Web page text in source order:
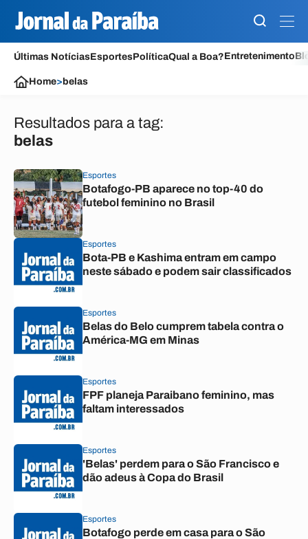
Últimas NotíciasEsportesPolíticaQual a Boa?Entretenimento
Home> belas
Resultados para a tag:
belas
Esportes
Botafogo-PB aparece no top-40 do
futebol feminino no Brasil
Esportes
Bota-PB e Kashima entram em campo
neste sábado e podem sair classificados
Esportes
Belas do Belo cumprem tabela contra o
América-MG em Minas
Esportes
FPF planeja Paraibano feminino, mas
faltam interessados
Esportes
'Belas' perdem para o São Francisco e
dão adeus à Copa do Brasil
Esportes
Botafogo perde em casa para o São